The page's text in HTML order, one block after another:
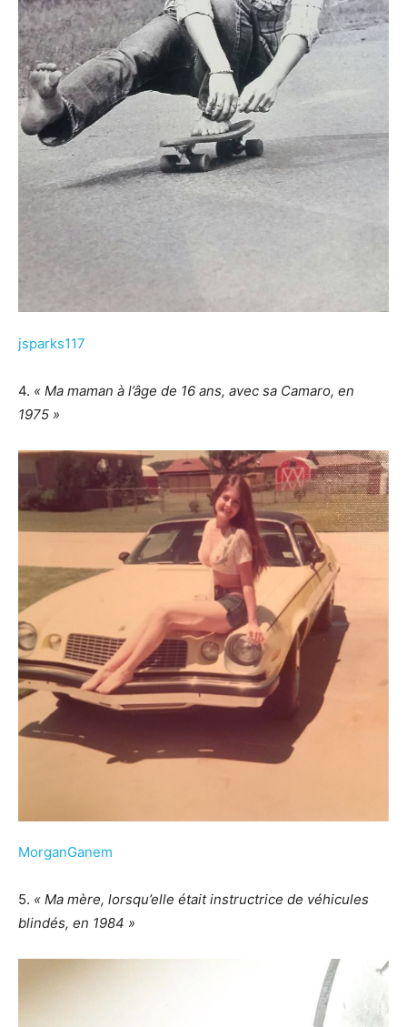
jsparks117
4. « Ma maman à l’âge de 16 ans, avec sa Camaro, en
1975 »
MorganGanem
5. « Ma mère, lorsqu’elle était instructrice de véhicules
blindés, en 1984 »